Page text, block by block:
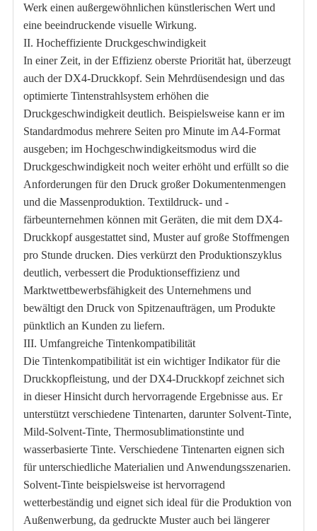
Werk einen außergewöhnlichen künstlerischen Wert und
eine beeindruckende visuelle Wirkung.
II. Hocheffiziente Druckgeschwindigkeit
In einer Zeit, in der Effizienz oberste Priorität hat, überzeugt
auch der DX4-Druckkopf. Sein Mehrdüsendesign und das
optimierte Tintenstrahlsystem erhöhen die
Druckgeschwindigkeit deutlich. Beispielsweise kann er im
Standardmodus mehrere Seiten pro Minute im A4-Format
ausgeben; im Hochgeschwindigkeitsmodus wird die
Druckgeschwindigkeit noch weiter erhöht und erfüllt so die
Anforderungen für den Druck großer Dokumentenmengen
und die Massenproduktion. Textildruck- und -
färbeunternehmen können mit Geräten, die mit dem DX4-
Druckkopf ausgestattet sind, Muster auf große Stoffmengen
pro Stunde drucken. Dies verkürzt den Produktionszyklus
deutlich, verbessert die Produktionseffizienz und
Marktwettbewerbsfähigkeit des Unternehmens und
bewältigt den Druck von Spitzenaufträgen, um Produkte
pünktlich an Kunden zu liefern.
III. Umfangreiche Tintenkompatibilität
Die Tintenkompatibilität ist ein wichtiger Indikator für die
Druckkopfleistung, und der DX4-Druckkopf zeichnet sich
in dieser Hinsicht durch hervorragende Ergebnisse aus. Er
unterstützt verschiedene Tintenarten, darunter Solvent-Tinte,
Mild-Solvent-Tinte, Thermosublimationstinte und
wasserbasierte Tinte. Verschiedene Tintenarten eignen sich
für unterschiedliche Materialien und Anwendungsszenarien.
Solvent-Tinte beispielsweise ist hervorragend
wetterbeständig und eignet sich ideal für die Produktion von
Außenwerbung, da gedruckte Muster auch bei längerer